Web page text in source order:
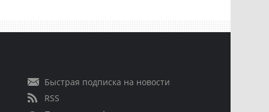
Быстрая подписка на новости
RSS